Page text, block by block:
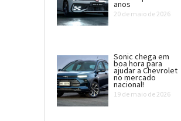
anos
20 de maio de 2026
Sonic chega em
boa hora para
ajudar a Chevrolet
no mercado
nacional!
19 de maio de 2026